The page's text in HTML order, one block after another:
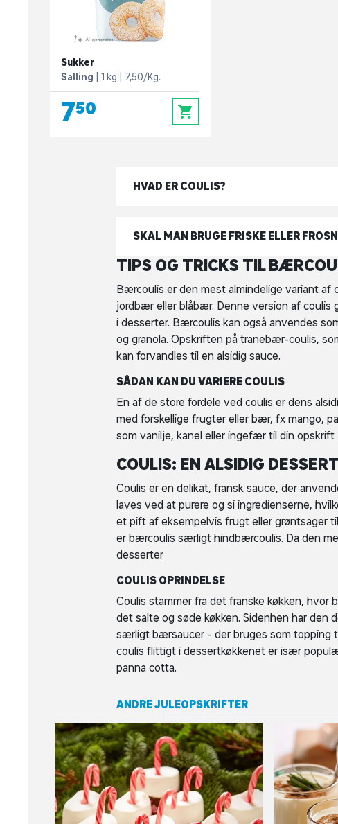
Sukker
Salling
1 kg 7,50/Kg.
7,50 0
HVAD ER COULIS?
SKAL MAN BRUGE FRISKE ELLER
TIPS OG TRICKS TIL
Bærcoulis er den mest almindelige variant
jordbær eller blåbær. Denne version af coulis
i desserter. Bærcoulis kan også anvendes
og granola. Opskriften på tranebær-coulis,
kan forvandles til en alsidig sauce.
SÅDAN KAN DU VARIERE COULIS
En af de store fordele ved coulis er dens
med forskellige frugter eller bær, fx mango,
som vanilje, kanel eller ingefær til din
COULIS: EN ALSIDIG
Coulis er en delikat, fransk sauce, der
laves ved at purere og si ingredienserne,
et pift af eksempelvis frugt eller grøntsager
er bærcoulis særligt hindbærcoulis. Da den
desserter
COULIS OPRINDELSE
Coulis stammer fra det franske køkken,
det salte og søde køkken. Sidenhen har
særligt bærsaucer - der bruges som topping
coulis flittigt i dessertkøkkenet er især
panna cotta.
ANDRE JULEOPSKRIFTER